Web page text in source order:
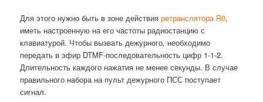
Для этого нужно быть в зоне действияретранслятора R0,
иметь настроенную на его частоты радиостанцию с
клавиатурой. Чтобы вызвать дежурного, необходимо
передать в эфир DTMF-последовательность цифр 1-1-2.
Длительность каждого нажатия не менее секунды. В случае
правильного набора на пульт дежурного ПСС поступает
сигнал.